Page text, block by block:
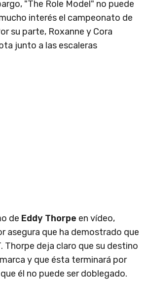
"The Role Model" no puede
interés el campeonato de
su parte, Roxanne y Cora
junto a las escaleras
de Eddy Thorpe en vídeo,
asegura que ha demostrado que
Thorpe deja claro que su destino
y que ésta terminará por
él no puede ser doblegado.